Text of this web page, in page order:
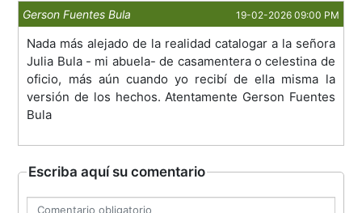
Gerson Fuentes Bula 19-02-2026 09:00 PM
Nada más alejado de la realidad catalogar a la señora
Julia Bula - mi abuela- de casamentera o celestina de
oficio, más aún cuando yo recibí de ella misma la
versión de los hechos. Atentamente Gerson Fuentes
Bula
Escriba aquí su comentario